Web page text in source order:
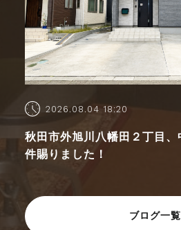
2026.08.04 18:20
秋田市外旭川八幡田２丁目
件賜りました！
ブログ一覧